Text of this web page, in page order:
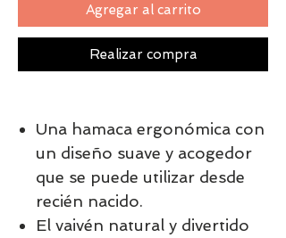
Agregar al carrito
Realizar compra
Una hamaca ergonómica con
un diseño suave y acogedor
que se puede utilizar desde
recién nacido.
El vaivén natural y divertido